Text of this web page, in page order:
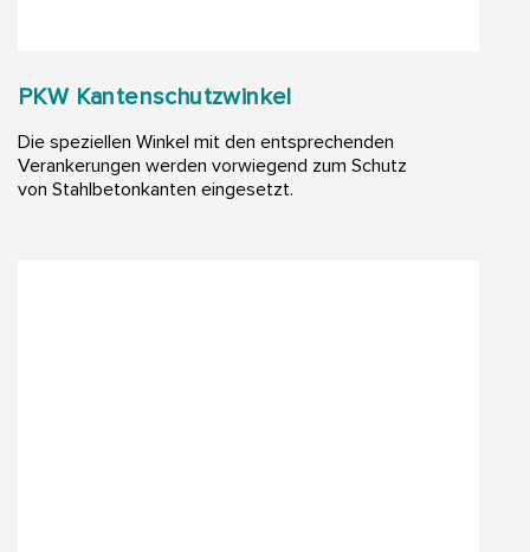
PKW Kantenschutzwinkel
Die speziellen Winkel mit den entsprechenden
Verankerungen werden vorwiegend zum Schutz
von Stahlbetonkanten eingesetzt.